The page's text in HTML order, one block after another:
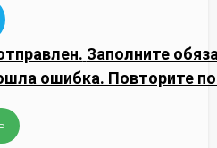
Заполните
ошибка. Повторите